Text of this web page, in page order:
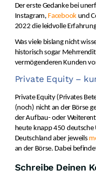
Der erste Gedanke bei
Instagram, Facebookund
2022 die leidvolle
Was viele bislang nicht
historisch sogar
vermögenderen Kunden
Private Equity –
Private Equity (Privates
(noch) nicht an der Börse
der Aufbau- oder
heute knapp 450
Deutschland aber jeweils
an der Börse. Dabei
Schreibe Deinen